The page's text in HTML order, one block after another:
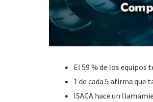
El 59 % de los equipos
1 de cada 5 afirma que
ISACA hace un